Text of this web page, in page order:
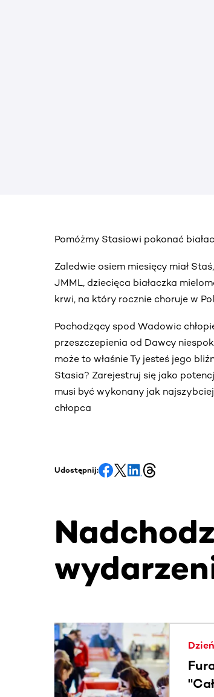
Pomóżmy Stasiowi pokonać
Zaledwie osiem miesięcy miał
JMML, dziecięca białaczka
krwi, na który rocznie choruje w
Pochodzący spod Wadowic
przeszczepienia od Dawcy
może to właśnie Ty jesteś jego
Stasia? Zarejestruj się jako
musi być wykonany jak
chłopca
Udostępnij:
Ta sekcja zawiera treści